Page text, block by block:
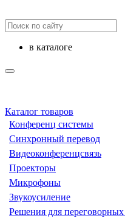
в каталоге
Каталог товаров
Конференц системы
Синхронный перевод
Видеоконференцсвязь
Проекторы
Микрофоны
Звукоусиление
Решения для